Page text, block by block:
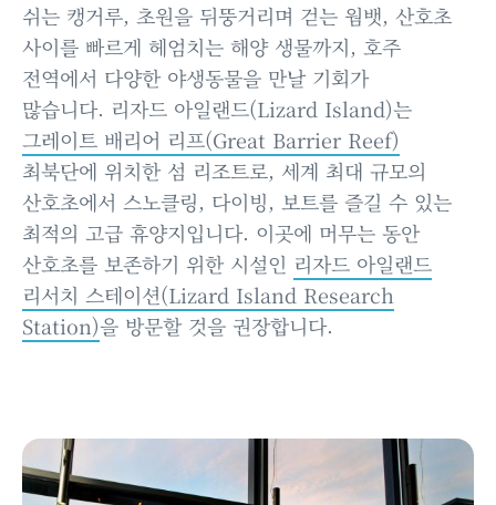
쉬는 캥거루, 초원을 뒤뚱거리며 걷는 웜뱃, 산호초
사이를 빠르게 헤엄치는 해양 생물까지, 호주
전역에서 다양한 야생동물을 만날 기회가
많습니다. 리자드 아일랜드(Lizard Island)는
그레이트 배리어 리프(Great Barrier Reef)
최북단에 위치한 섬 리조트로, 세계 최대 규모의
산호초에서 스노클링, 다이빙, 보트를 즐길 수 있는
최적의 고급 휴양지입니다. 이곳에 머무는 동안
산호초를 보존하기 위한 시설인 리자드 아일랜드
리서치 스테이션(Lizard Island Research
Station)을 방문할 것을 권장합니다.